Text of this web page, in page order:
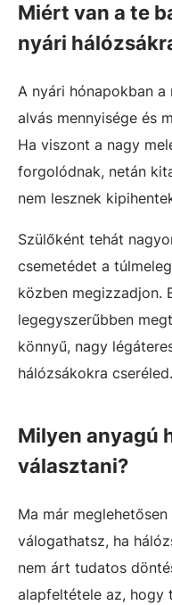
Miért van a te
nyári
A nyári hónapokban
alvás mennyisége és
Ha viszont a nagy
forgolódnak, netán
nem lesznek
Szülőként tehát
csemetédet a
közben megizzadjon.
legegyszerűbben
könnyű, nagy
hálózsákokra cseréled.
Milyen anyagú
választani?
Ma már
válogathatsz, ha
nem árt tudatos
alapfeltétele az, hogy